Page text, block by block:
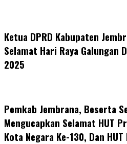
Ketua DPRD Kabupaten
Selamat Hari Raya Galungan
2025
Pemkab Jembrana, Beserta
Mengucapkan Selamat HUT
Kota Negara Ke-130, Dan HUT